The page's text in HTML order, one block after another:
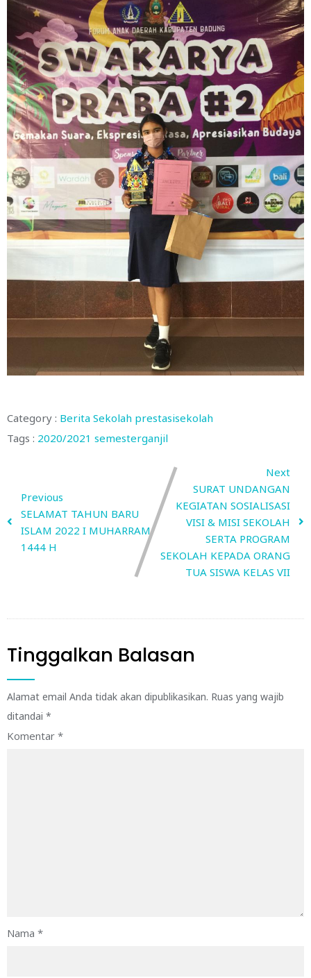
Category : Berita Sekolah prestasisekolah
Tags : 2020/2021 semesterganjil
Previous
SELAMAT TAHUN BARU
ISLAM 2022 I MUHARRAM
1444 H
Next
SURAT UNDANGAN
KEGIATAN SOSIALISASI
VISI & MISI SEKOLAH
SERTA PROGRAM
SEKOLAH KEPADA ORANG
TUA SISWA KELAS VII
Tinggalkan Balasan
Alamat email Anda tidak akan dipublikasikan. Ruas yang wajib
ditandai *
Komentar *
Nama *